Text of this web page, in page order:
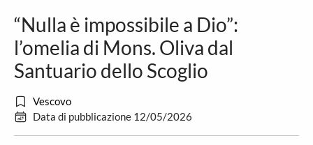
“Nulla è impossibile a Dio”:
l’omelia di Mons. Oliva dal
Santuario dello Scoglio
Vescovo
Data di pubblicazione 12/05/2026